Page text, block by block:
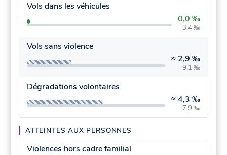
Vols dans les véhicules
0,0 ‰
3,4 ‰
Vols sans violence
≈ 2,9 ‰
9,1 ‰
Dégradations volontaires
≈4,3 ‰
7,9 ‰
ATTEINTES AUX PERSONNES
Violences hors cadre familial